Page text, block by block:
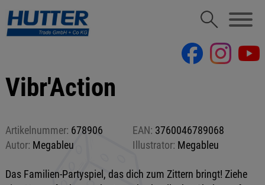
Vibr'Action
Artikelnummer: 678906 EAN: 3760046789068
Autor: Megableu Illustrator: Megableu
Das Familien-Partyspiel, das dich zum Zittern bringt! Ziehe